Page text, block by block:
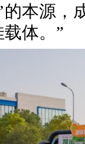
本源，
载体。”